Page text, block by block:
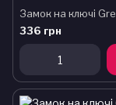
336 грн